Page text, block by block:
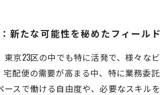
足立区の軽貨物
新たな可能性を秘めたフィールド
京23区の中でも特に活発で、様々な
宅配便の需要が高まる中、特に業務委
ースで働ける自由度や、必要なスキル